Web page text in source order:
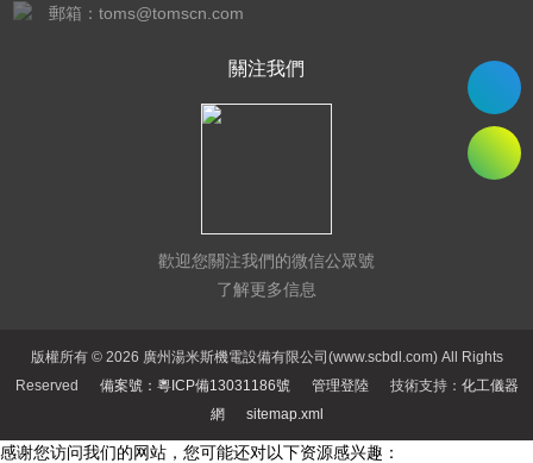
郵箱：toms@tomscn.com
關注我們
歡迎您關注我們的微信公眾號
了解更多信息
版權所有 © 2026 廣州湯米斯機電設備有限公司(www.scbdl.com) All Rights
Reserved 備案號：粵ICP備13031186號 管理登陸技術支持： 化工儀器
網
sitemap.xml
感谢您访问我们的网站，您可能还对以下资源感兴趣：